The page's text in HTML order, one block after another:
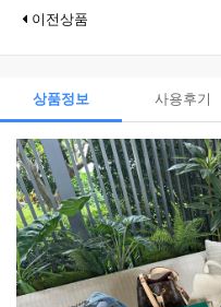
이전상품
상품정보 사용후기